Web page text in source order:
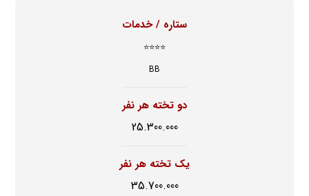
ستاره / خدمات
⭐⭐⭐⭐
BB
دو تخته هر نفر
25.300.000
یک تخته هر نفر
35.700.000